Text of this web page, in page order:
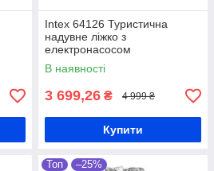
Intex 64126 Туристична
надувне ліжко з
електронасосом
В наявності
3 699,26 ₴ 4 999 ₴
Купити
Топ –25%